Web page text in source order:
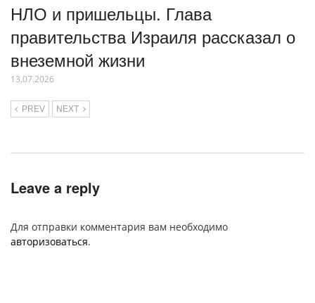
НЛО и пришельцы. Глава
правительства Израиля рассказал о
внеземной жизни
13.07.2026
PREV NEXT
Leave a reply
Для отправки комментария вам необходимо
авторизоваться.